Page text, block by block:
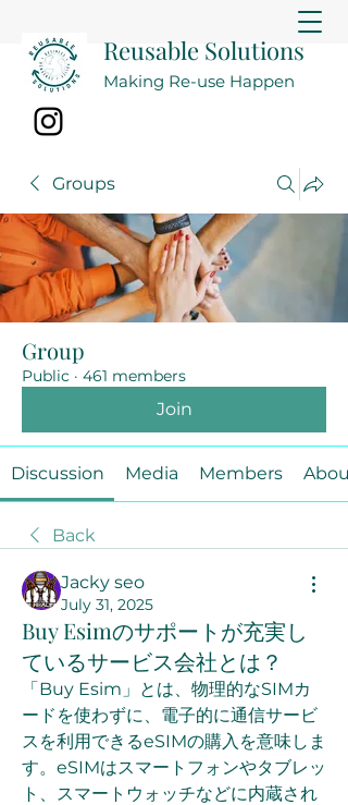
Reusable Solutions
Making Re-use Happen
Groups
Group
Public · 461 members
Join
Discussion Media Members About
Back
Jacky seo
July 31, 2025
Buy Esimのサポートが充実し
ているサービス会社とは？
「Buy Esim」とは、物理的なSIMカ
ードを使わずに、電子的に通信サービ
スを利用できるeSIMの購入を意味しま
す。eSIMはスマートフォンやタブレッ
ト、スマートウォッチなどに内蔵され